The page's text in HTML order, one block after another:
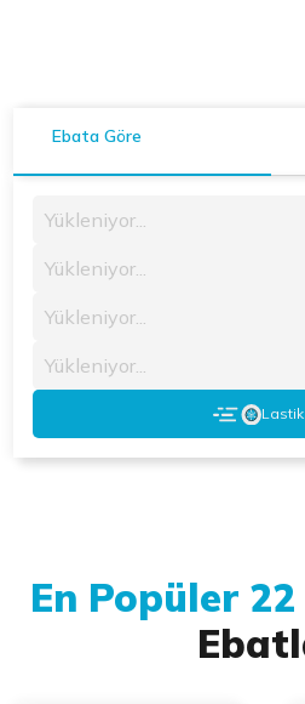
Ebata Göre
Yükleniyor...
Yükleniyor...
Yükleniyor...
Yükleniyor...
En Popüler